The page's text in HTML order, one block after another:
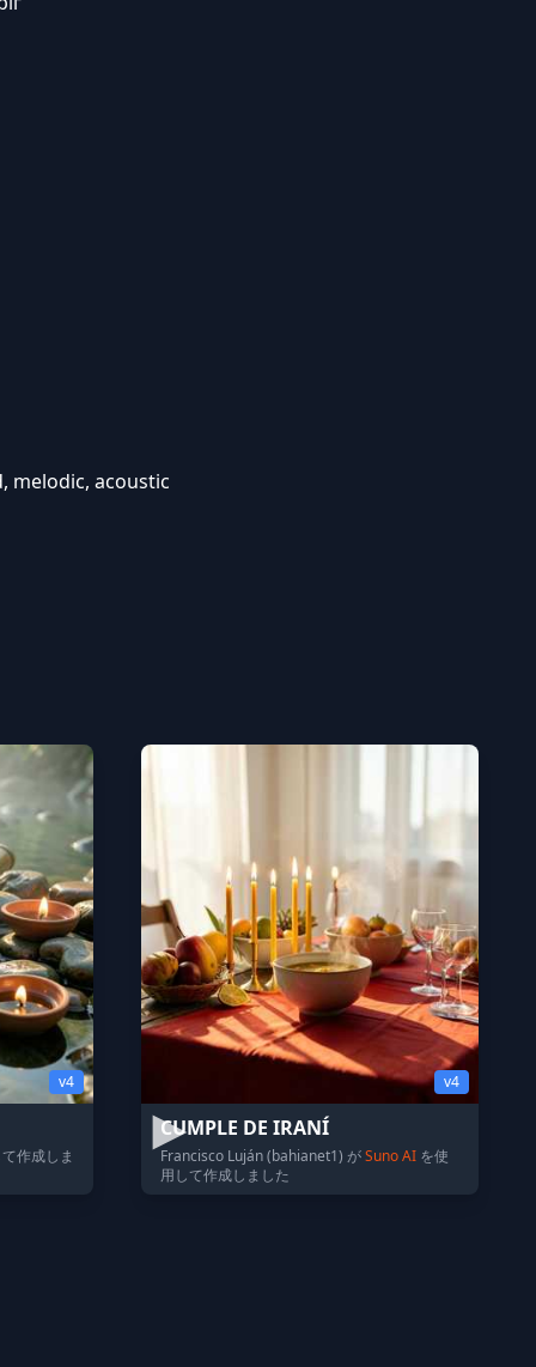
melodic, acoustic
v4
作成しま
v4
CUMPLE DE IRANÍ
Francisco Luján (bahianet1) がSuno AI を使
用して作成しました